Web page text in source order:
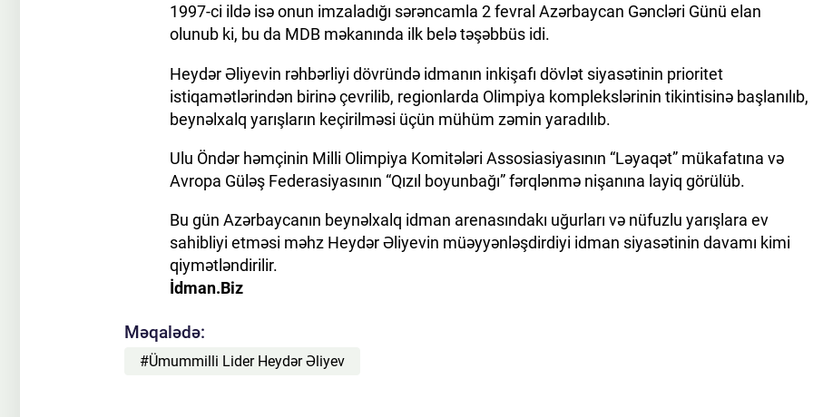
1997-ci ildə isə onun imzaladığı sərəncamla 2 fevral Azərbaycan Gəncləri Günü elan
olunub ki, bu da MDB məkanında ilk belə təşəbbüs idi.
Heydər Əliyevin rəhbərliyi dövründə idmanın inkişafı dövlət siyasətinin prioritet
istiqamətlərindən birinə çevrilib, regionlarda Olimpiya komplekslərinin tikintisinə başlanılıb,
beynəlxalq yarışların keçirilməsi üçün mühüm zəmin yaradılıb.
Ulu Öndər həmçinin Milli Olimpiya Komitələri Assosiasiyasının “Ləyaqət” mükafatına və
Avropa Güləş Federasiyasının “Qızıl boyunbağı” fərqlənmə nişanına layiq görülüb.
Bu gün Azərbaycanın beynəlxalq idman arenasındakı uğurları və nüfuzlu yarışlara ev
sahibliyi etməsi məhz Heydər Əliyevin müəyyənləşdirdiyi idman siyasətinin davamı kimi
qiymətləndirilir.
İdman.Biz
Məqalədə:
#Ümummilli Lider Heydər Əliyev